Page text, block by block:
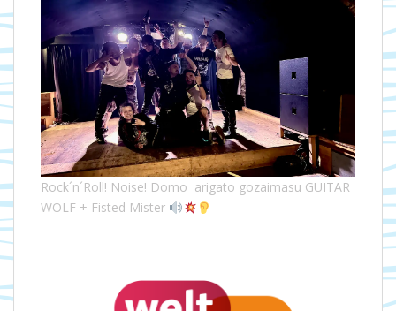
Rock´n´Roll! Noise! Domo arigato gozaimasu GUITAR
WOLF + Fisted Mister